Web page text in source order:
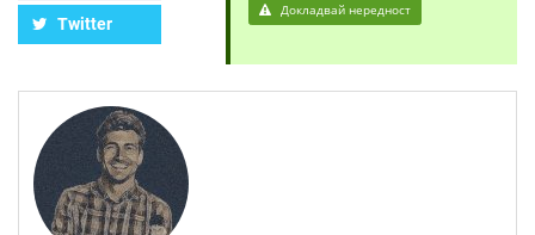
Twitter
Докладвай нередност